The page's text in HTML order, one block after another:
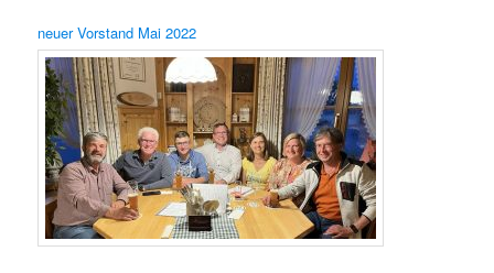
neuer Vorstand Mai 2022